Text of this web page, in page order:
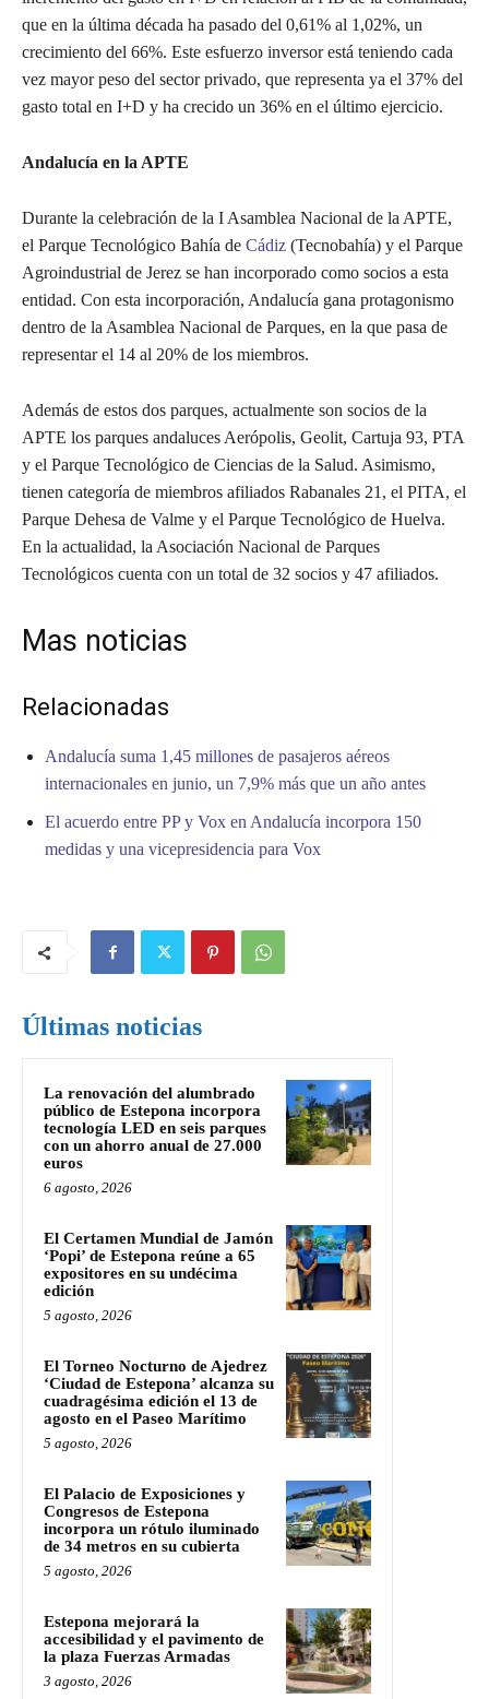
que en la última década ha pasado del 0,61% al 1,02%, un
crecimiento del 66%. Este esfuerzo inversor está teniendo cada
vez mayor peso del sector privado, que representa ya el 37% del
gasto total en I+D y ha crecido un 36% en el último ejercicio.
Andalucía en la APTE
Durante la celebración de la I Asamblea Nacional de la APTE,
el Parque Tecnológico Bahía de Cádiz (Tecnobahía) y el Parque
Agroindustrial de Jerez se han incorporado como socios a esta
entidad. Con esta incorporación, Andalucía gana protagonismo
dentro de la Asamblea Nacional de Parques, en la que pasa de
representar el 14 al 20% de los miembros.
Además de estos dos parques, actualmente son socios de la
APTE los parques andaluces Aerópolis, Geolit, Cartuja 93, PTA
y el Parque Tecnológico de Ciencias de la Salud. Asimismo,
tienen categoría de miembros afiliados Rabanales 21, el PITA, el
Parque Dehesa de Valme y el Parque Tecnológico de Huelva.
En la actualidad, la Asociación Nacional de Parques
Tecnológicos cuenta con un total de 32 socios y 47 afiliados.
Mas noticias
Relacionadas
Andalucía suma 1,45 millones de pasajeros aéreos
internacionales en junio, un 7,9% más que un año antes
El acuerdo entre PP y Vox en Andalucía incorpora 150
medidas y una vicepresidencia para Vox
Últimas noticias
La renovación del alumbrado
público de Estepona incorpora
tecnología LED en seis parques
con un ahorro anual de 27.000
euros
6 agosto, 2026
El Certamen Mundial de Jamón
‘Popi’ de Estepona reúne a 65
expositores en su undécima
edición
5 agosto, 2026
El Torneo Nocturno de Ajedrez
‘Ciudad de Estepona’ alcanza su
cuadragésima edición el 13 de
agosto en el Paseo Marítimo
5 agosto, 2026
El Palacio de Exposiciones y
Congresos de Estepona
incorpora un rótulo iluminado
de 34 metros en su cubierta
5 agosto, 2026
Estepona mejorará la
accesibilidad y el pavimento de
la plaza Fuerzas Armadas
3 agosto, 2026